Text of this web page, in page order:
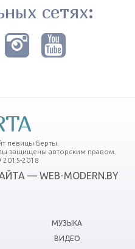
сетях:
певицы Берты.
защищены авторским правом.
2018
— WEB-MODERN.BY
МУЗЫКА
ВИДЕО